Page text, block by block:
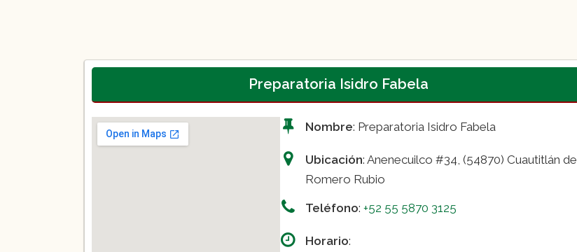
Preparatoria Isidro Fabela
Nombre: Preparatoria Isidro Fabela
Ubicación: Anenecuilco #34, (54870) Cuautitlán de
Romero Rubio
Teléfono: +52 55 5870 3125
Horario: